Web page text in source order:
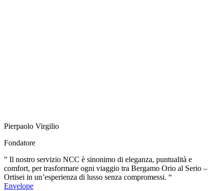
Pierpaolo Virgilio
Fondatore
” Il nostro servizio NCC è sinonimo di eleganza, puntualità e
comfort, per trasformare ogni viaggio tra Bergamo Orio al Serio –
Ortisei in un’esperienza di lusso senza compromessi. “
Envelope